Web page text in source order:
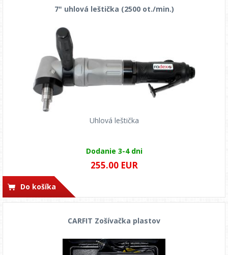
7" uhlová leštička (2500 ot./min.)
Uhlová leštička
Dodanie 3-4 dni
255.00 EUR
Do košíka
CARFIT Zošívačka plastov